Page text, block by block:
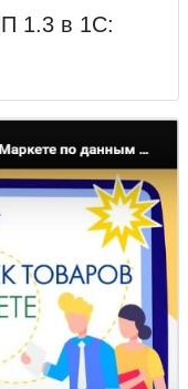
1.3 в 1С: